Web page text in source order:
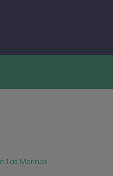
Las Marinas